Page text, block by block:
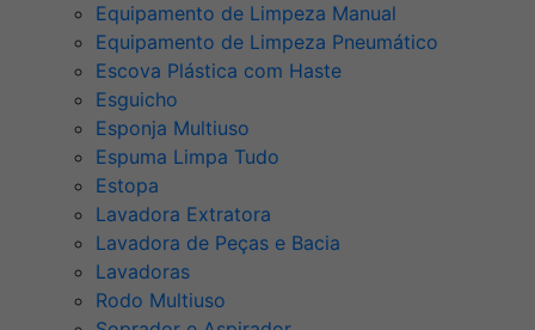
Equipamento de Limpeza Manual
Equipamento de Limpeza Pneumático
Escova Plástica com Haste
Esguicho
Esponja Multiuso
Espuma Limpa Tudo
Estopa
Lavadora Extratora
Lavadora de Peças e Bacia
Lavadoras
Rodo Multiuso